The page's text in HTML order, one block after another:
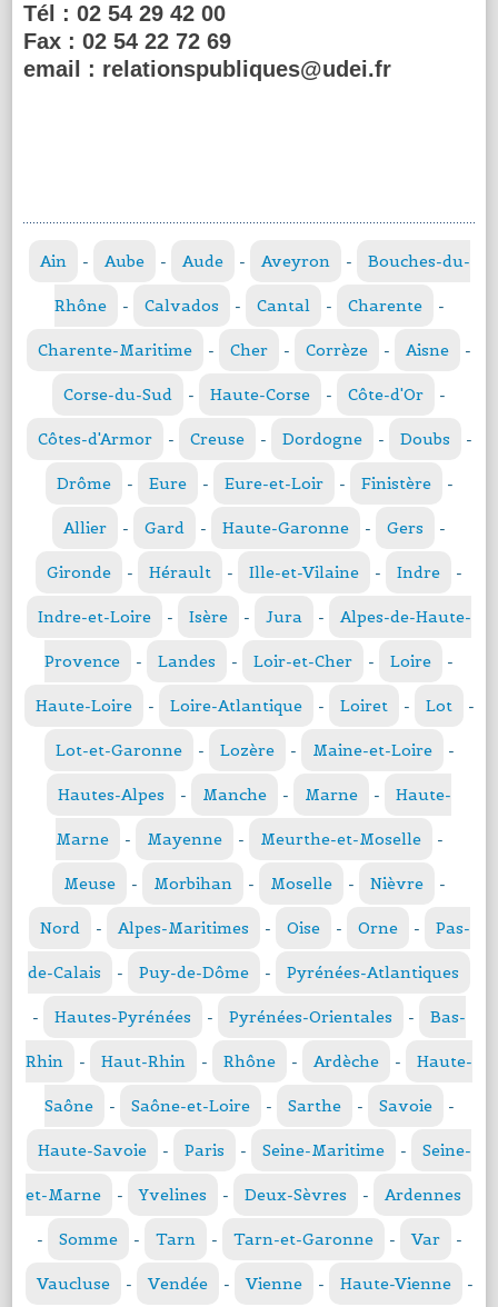
Tél : 02 54 29 42 00
Fax : 02 54 22 72 69
email : relationspubliques@udei.fr
Ain - Aube - Aude - Aveyron - Bouches-du-
Rhône - Calvados - Cantal - Charente -
Charente-Maritime - Cher - Corrèze - Aisne -
Corse-du-Sud - Haute-Corse - Côte-d'Or -
Côtes-d'Armor - Creuse - Dordogne - Doubs -
Drôme - Eure - Eure-et-Loir - Finistère -
Allier - Gard - Haute-Garonne - Gers -
Gironde - Hérault - Ille-et-Vilaine - Indre -
Indre-et-Loire - Isère - Jura - Alpes-de-Haute-
Provence - Landes - Loir-et-Cher - Loire -
Haute-Loire - Loire-Atlantique - Loiret - Lot -
Lot-et-Garonne - Lozère - Maine-et-Loire -
Hautes-Alpes - Manche - Marne - Haute-
Marne - Mayenne - Meurthe-et-Moselle -
Meuse - Morbihan - Moselle - Nièvre -
Nord - Alpes-Maritimes - Oise - Orne - Pas-
de-Calais - Puy-de-Dôme - Pyrénées-Atlantiques
- Hautes-Pyrénées - Pyrénées-Orientales - Bas-
Rhin - Haut-Rhin - Rhône - Ardèche - Haute-
Saône - Saône-et-Loire - Sarthe - Savoie -
Haute-Savoie - Paris - Seine-Maritime - Seine-
et-Marne - Yvelines - Deux-Sèvres - Ardennes
- Somme - Tarn - Tarn-et-Garonne - Var -
Vaucluse - Vendée - Vienne - Haute-Vienne -